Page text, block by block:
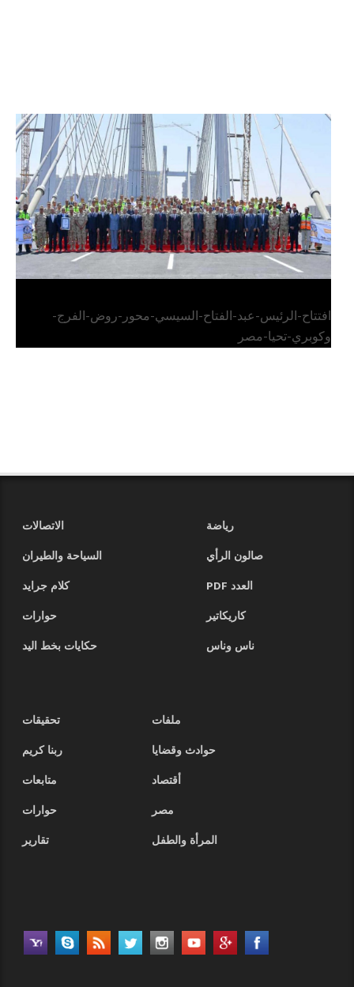
الرئيس عبد الفتاح السيسي يفتتح محور روض الفرج
وكوبري تحيا مصر
افتتاح-الرئيس-عبد-الفتاح-السيسي-محور-روض-الفرج-
وكوبري-تحيا-مصر
رياضة
الاتصالات
صالون الرأي
السياحة والطيران
العدد PDF
كلام جرايد
كاريكاتير
حوارات
ناس وناس
حكايات بخط اليد
ملفات
تحقيقات
حوادث وقضايا
ربنا كريم
أقتصاد
متابعات
مصر
حوارات
المرأة والطفل
تقارير